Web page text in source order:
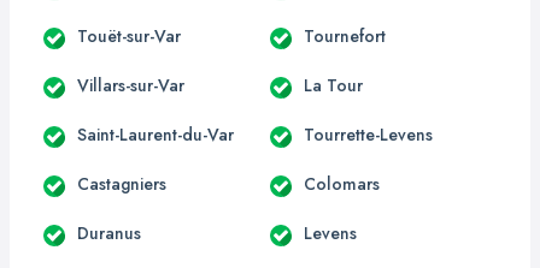
Touët-sur-Var Tournefort
Villars-sur-Var La Tour
Saint-Laurent-du-Var Tourrette-Levens
Castagniers Colomars
Duranus Levens